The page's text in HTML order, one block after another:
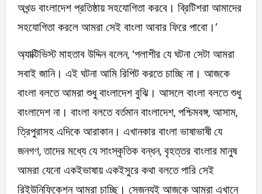
অখন্ড বাংলাদেশ প্রতিষ্ঠায় সহযোগিতা করবে। ব্রিটিশরা আমাদের
সহযোগিতা করলে আমরা সেই বাংলা আবার ফিরে পাবো।’
অ্যাক্টিভিস্ট মাহতাব উদ্দিন বলেন, ‘পলাশীর যে ঘটনা সেটা আমরা
সবাই জানি। এই ঘটনা আমি রিপিট করতে চাচ্ছি না। আজকে
বাংলা বলতে আমরা শুধু বাংলাদেশ বুঝি। আসলে বাংলা বলতে শুধু
বাংলাদেশ না। বাংলা বলতে বর্তমান বাংলাদেশ, পশ্চিমবঙ্গ, আসাম,
ত্রিপুরাসহ এদিকে আরাকান। এখানকার বাংলা ভাষাভাষী যে
জনগণ, তাদের মধ্যে যে সাংস্কৃতিক বন্ধন, বৃহত্তর বাংলার মানুষ
আমরা যেনো একইভাষায় একইসুরে কথা বলতে পারি সেই
রিইউনিফিকেশন আমরা চাচ্ছি। সেজন্যই আজকে আমরা এখানে